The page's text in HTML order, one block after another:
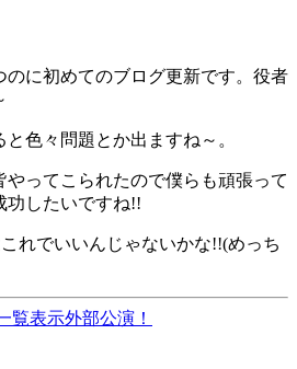
のに初めてのブログ更新です。役者
色々問題とか出ますね～。
やってこられたので僕らも頑張って
功したいですね!!
れでいいんじゃないかな!!(めっち
覧表示外部公演！